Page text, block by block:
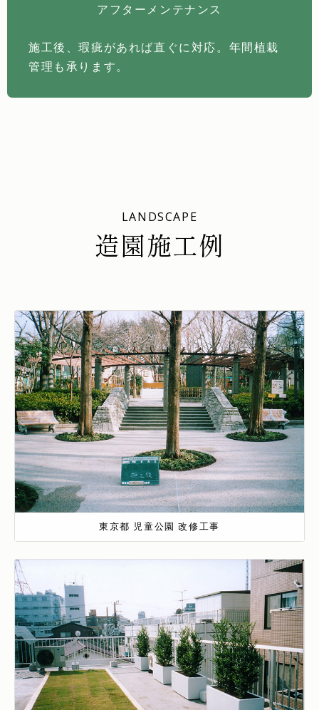
アフターメンテナンス
施工後、瑕疵があれば直ぐに対応。年間植栽
管理も承ります。
LANDSCAPE
造園施工例
東京都 児童公園 改修工事